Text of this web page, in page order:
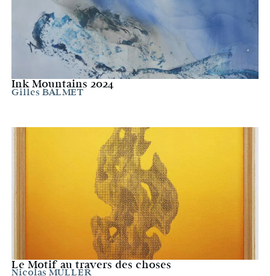
Ink Mountains 2024
Gilles BALMET
Le Motif au travers des choses
Nicolas MULLER